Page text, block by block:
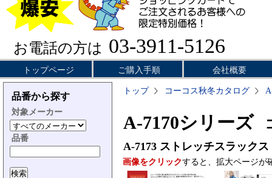
お電話の方は 03-3911-5126
トップページ ご購入手順 会社概要
品番から探す
対象メーカー
品番
トップ コーコス秋冬カタログ
A-7170シリーズ
A-7173 ストレッチスラックス
画像をクリックすると、拡大ページが